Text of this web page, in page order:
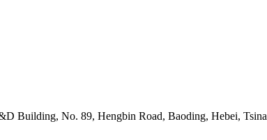
Building, No. 89, Hengbin Road, Baoding, Hebei, Tsina